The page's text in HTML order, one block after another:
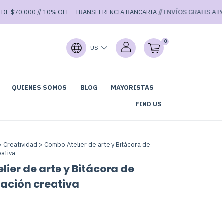
// 10% OFF - TRANSFERENCIA BANCARIA // ENVÍOS GRATIS A
US
0
QUIENES SOMOS BLOG
MAYORISTAS
FIND US
Creatividad > Combo Atelier de arte y Bitácora de
de arte y Bitácora de
creativa